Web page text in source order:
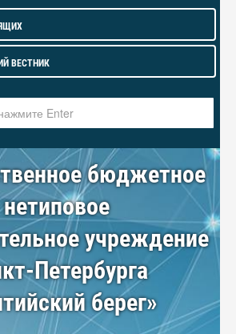
ВЕСТНИК
бюджетное
нетиповое
учреждение
Петербурга
берег»